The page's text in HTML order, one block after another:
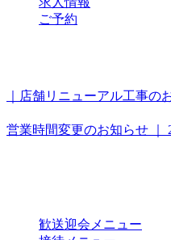
ご予約
｜店舗リニューアル工事
営業時間変更のお知らせ ｜
歓送迎会メニュー